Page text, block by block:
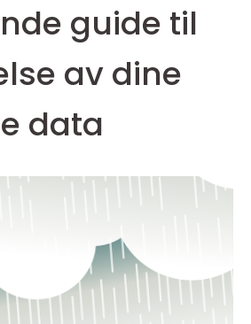
guide til
av dine
data